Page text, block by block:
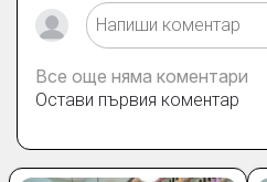
Все още няма коментари
Остави първия коментар